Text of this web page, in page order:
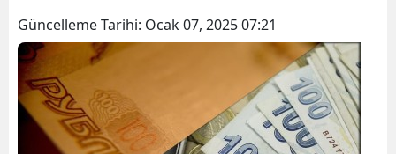
Güncelleme Tarihi: Ocak 07, 2025 07:21